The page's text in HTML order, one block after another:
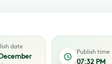
date
Publish time
07:32 PM